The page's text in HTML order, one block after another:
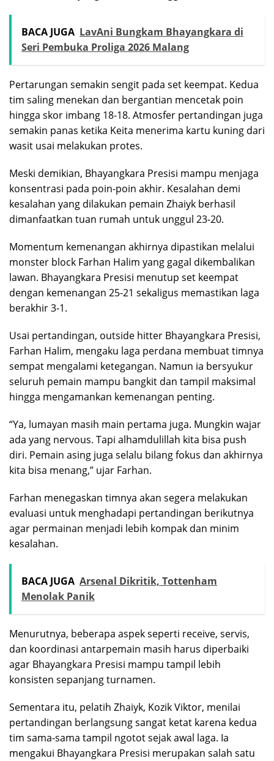
BACA JUGA LavAni Bungkam Bhayangkara di
Seri Pembuka Proliga 2026 Malang
Pertarungan semakin sengit pada set keempat. Kedua
tim saling menekan dan bergantian mencetak poin
hingga skor imbang 18-18. Atmosfer pertandingan juga
semakin panas ketika Keita menerima kartu kuning dari
wasit usai melakukan protes.
Meski demikian, Bhayangkara Presisi mampu menjaga
konsentrasi pada poin-poin akhir. Kesalahan demi
kesalahan yang dilakukan pemain Zhaiyk berhasil
dimanfaatkan tuan rumah untuk unggul 23-20.
Momentum kemenangan akhirnya dipastikan melalui
monster block Farhan Halim yang gagal dikembalikan
lawan. Bhayangkara Presisi menutup set keempat
dengan kemenangan 25-21 sekaligus memastikan laga
berakhir 3-1.
Usai pertandingan, outside hitter Bhayangkara Presisi,
Farhan Halim, mengaku laga perdana membuat timnya
sempat mengalami ketegangan. Namun ia bersyukur
seluruh pemain mampu bangkit dan tampil maksimal
hingga mengamankan kemenangan penting.
“Ya, lumayan masih main pertama juga. Mungkin wajar
ada yang nervous. Tapi alhamdulillah kita bisa push
diri. Pemain asing juga selalu bilang fokus dan akhirnya
kita bisa menang,” ujar Farhan.
Farhan menegaskan timnya akan segera melakukan
evaluasi untuk menghadapi pertandingan berikutnya
agar permainan menjadi lebih kompak dan minim
kesalahan.
BACA JUGA Arsenal Dikritik, Tottenham
Menolak Panik
Menurutnya, beberapa aspek seperti receive, servis,
dan koordinasi antarpemain masih harus diperbaiki
agar Bhayangkara Presisi mampu tampil lebih
konsisten sepanjang turnamen.
Sementara itu, pelatih Zhaiyk, Kozik Viktor, menilai
pertandingan berlangsung sangat ketat karena kedua
tim sama-sama tampil ngotot sejak awal laga. Ia
mengakui Bhayangkara Presisi merupakan salah satu